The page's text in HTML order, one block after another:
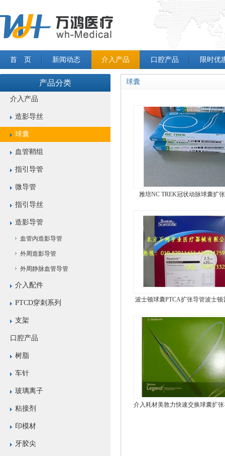
首 页 新闻动态 介入产品 口腔产品 限时优
产品分类
介入产品
造影导丝
球囊
血管鞘组
指引导管
微导管
指引导丝
造影导管
血管内造影导管
外周造影导管
外周静脉血管导管
介入配件
PTCD穿刺系列
支架
口腔产品
树脂
车针
玻璃离子
粘接剂
印模材
牙胶尖
球囊
雅培NC TREK冠状动脉球囊扩
波士顿球囊PTCA扩张导管波士顿
介入耗材美敦力快速交换球囊扩